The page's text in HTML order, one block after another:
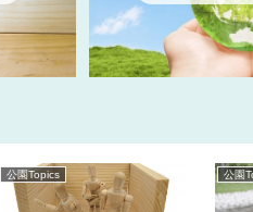
公園Topics 公園